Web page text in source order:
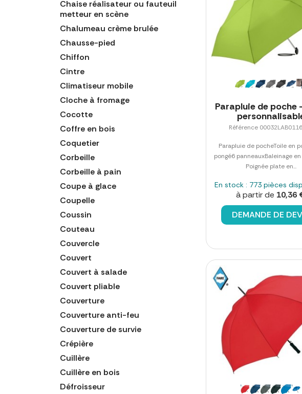
Chaise réalisateur ou fauteuil
metteur en scène
Chalumeau crème brulée
Chausse-pied
Chiffon
Cintre
Climatiseur mobile
Cloche à fromage
Cocotte
Coffre en bois
Coquetier
Corbeille
Corbeille à pain
Coupe à glace
Coupelle
Coussin
Couteau
Couvercle
Couvert
Couvert à salade
Couvert pliable
Couverture
Couverture anti-feu
Couverture de survie
Crépière
Cuillère
Cuillère en bois
Défroisseur
Parapluie de poche -
Référence
Parapluie de pocheToile en
pongé6 panneauxBaleinage
Poignée plate en...
En stock : 773 pièces
à partir de 10,36
DEMANDE DE